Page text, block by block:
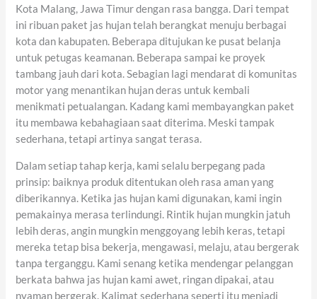
Kota Malang, Jawa Timur dengan rasa bangga. Dari tempat
ini ribuan paket jas hujan telah berangkat menuju berbagai
kota dan kabupaten. Beberapa ditujukan ke pusat belanja
untuk petugas keamanan. Beberapa sampai ke proyek
tambang jauh dari kota. Sebagian lagi mendarat di komunitas
motor yang menantikan hujan deras untuk kembali
menikmati petualangan. Kadang kami membayangkan paket
itu membawa kebahagiaan saat diterima. Meski tampak
sederhana, tetapi artinya sangat terasa.
Dalam setiap tahap kerja, kami selalu berpegang pada
prinsip: baiknya produk ditentukan oleh rasa aman yang
diberikannya. Ketika jas hujan kami digunakan, kami ingin
pemakainya merasa terlindungi. Rintik hujan mungkin jatuh
lebih deras, angin mungkin menggoyang lebih keras, tetapi
mereka tetap bisa bekerja, mengawasi, melaju, atau bergerak
tanpa terganggu. Kami senang ketika mendengar pelanggan
berkata bahwa jas hujan kami awet, ringan dipakai, atau
nyaman bergerak. Kalimat sederhana seperti itu menjadi